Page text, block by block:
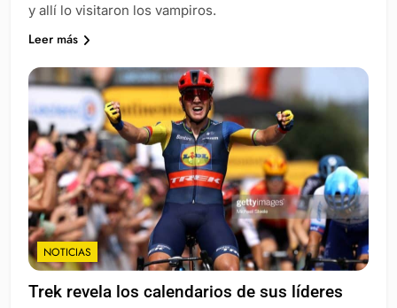
y allí lo visitaron los vampiros.
Leer más
NOTICIAS
Trek revela los calendarios de sus líderes